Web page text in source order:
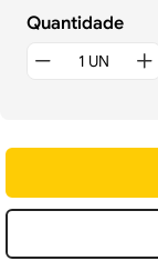
Quantidade